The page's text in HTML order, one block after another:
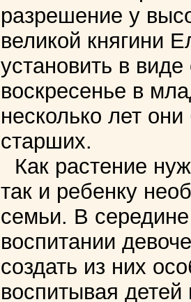
разрешение у
великой княгини
установить в
воскресенье в
несколько лет
старших.
Как растение
так и ребенку
семьи. В
воспитании
создать из них
воспитывая детей